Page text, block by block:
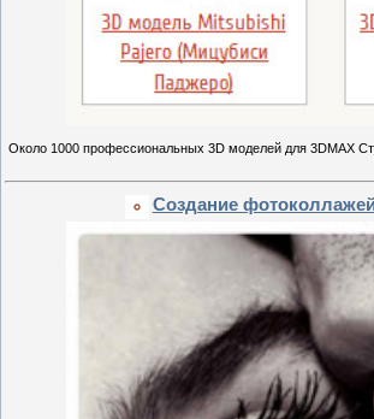
Около 1000 профессиональных 3D моделей для 3DMAX
Создание